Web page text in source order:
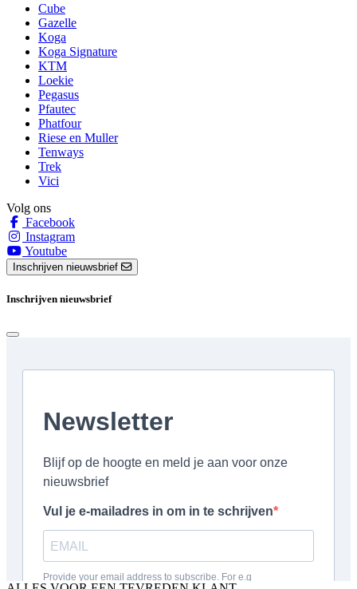
Cube
Gazelle
Koga
Koga Signature
KTM
Loekie
Pegasus
Pfautec
Phatfour
Riese en Muller
Tenways
Trek
Vici
Volg ons
Facebook
Instagram
Youtube
Inschrijven nieuwsbrief
Inschrijven nieuwsbrief